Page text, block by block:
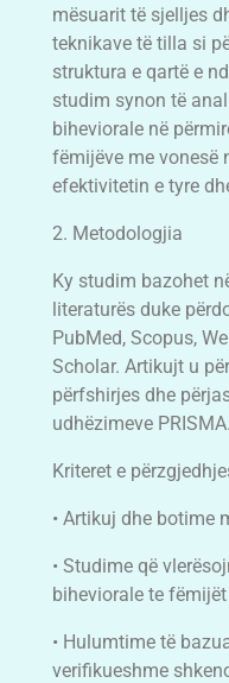
mësuarit të sjelljes
teknikave të tilla si
struktura e qartë e
studim synon të
biheviorale në
fëmijëve me vonesë
efektivitetin e tyre
2. Metodologjia
Ky studim bazohet
literaturës duke
PubMed, Scopus,
Scholar. Artikujt u
përfshirjes dhe
udhëzimeve PRISMA.
Kriteret e
• Artikuj dhe botime
• Studime që
biheviorale te
• Hulumtime të
verifikueshme